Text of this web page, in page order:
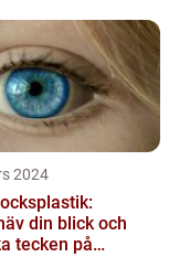
2024
din blick och
tecken på